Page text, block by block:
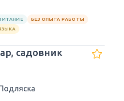
БЕЗ ОПЫТА РАБОТЫ
садовник